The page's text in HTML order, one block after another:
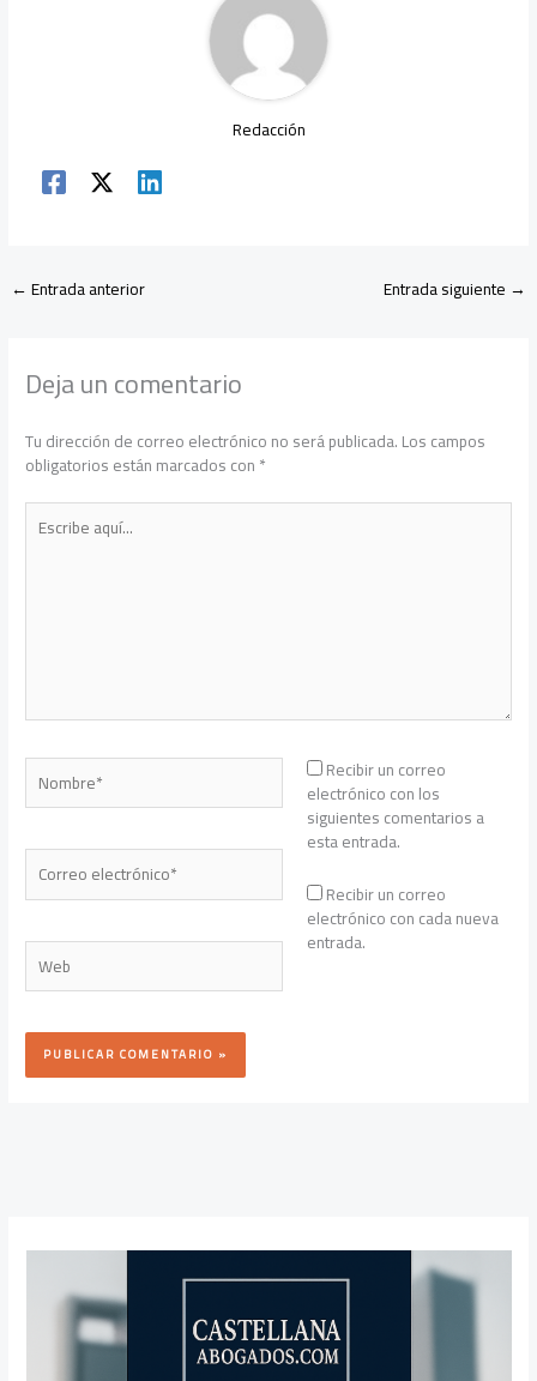
p
Redacción
←Entrada anterior Entrada siguiente →
Deja un comentario
Tu dirección de correo electrónico no será publicada.Los campos
obligatorios están marcados con*
Escribe
aquí...
Nombre*
Correo
electrónico*
Web
Recibir un correo
electrónico con los
siguientes comentarios a
esta entrada.
Recibir un correo
electrónico con cada nueva
entrada.